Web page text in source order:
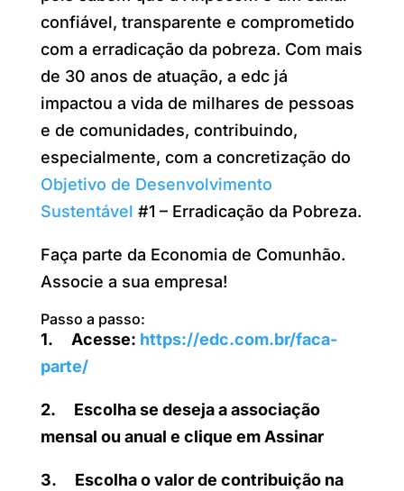
confiável, transparente e comprometido
com a erradicação da pobreza. Com mais
de 30 anos de atuação, a edc já
impactou a vida de milhares de pessoas
e de comunidades, contribuindo,
especialmente, com a concretização do
Objetivo de Desenvolvimento
Sustentável #1 – Erradicação da Pobreza.
Faça parte da Economia de Comunhão.
Associe a sua empresa!
Passo a passo:
1. Acesse: https://edc.com.br/faca-
parte/
2. Escolha se deseja a associação
mensal ou anual e clique em Assinar
3. Escolha o valor de contribuição na